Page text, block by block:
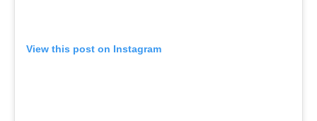
View this post on Instagram